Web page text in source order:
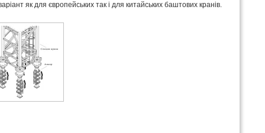
як для європейських так і для китайських баштових кранів.